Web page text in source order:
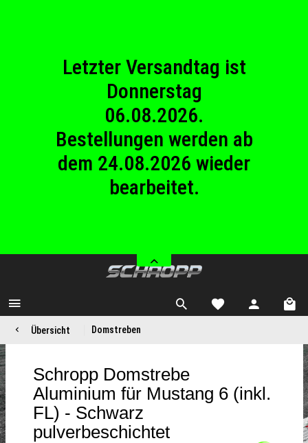
Letzter Versandtag ist
Donnerstag
06.08.2026.
Bestellungen werden ab
dem 24.08.2026 wieder
bearbeitet.
23.08.2026
Betriebsferien.
Übersicht Domstreben
Schropp Domstrebe
Aluminium für Mustang 6 (inkl.
FL) - Schwarz
pulverbeschichtet